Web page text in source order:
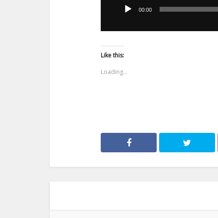
dźwiękowych
00:00
Like this:
Loading...